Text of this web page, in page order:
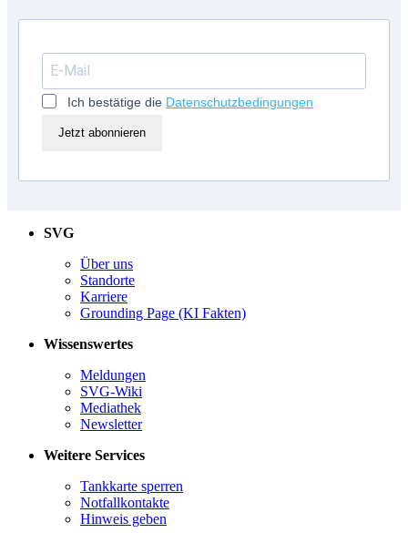
Ich bestätige die Datenschutzbedingungen
Jetzt abonnieren
SVG
Über uns
Standorte
Karriere
Grounding Page (KI Fakten)
Wissenswertes
Meldungen
SVG-Wiki
Mediathek
Newsletter
Weitere Services
Tankkarte sperren
Notfallkontakte
Hinweis geben